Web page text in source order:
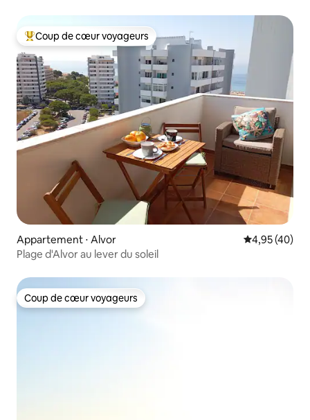
Coups de cœur voyageurs les plus appréciés
Coup de cœur voyageurs
Appartement ⋅ Alvor Évaluation
4,95 (40)
Plage d'Alvor au lever du soleil
Coup de cœur voyageurs
Coup de cœur voyageurs